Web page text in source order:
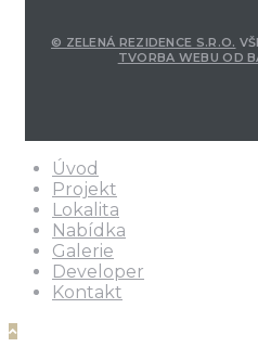
© ZELENÁ REZIDENCE S.R.O.
TVORBA WEBU OD
Úvod
Projekt
Lokalita
Nabídka
Galerie
Developer
Kontakt